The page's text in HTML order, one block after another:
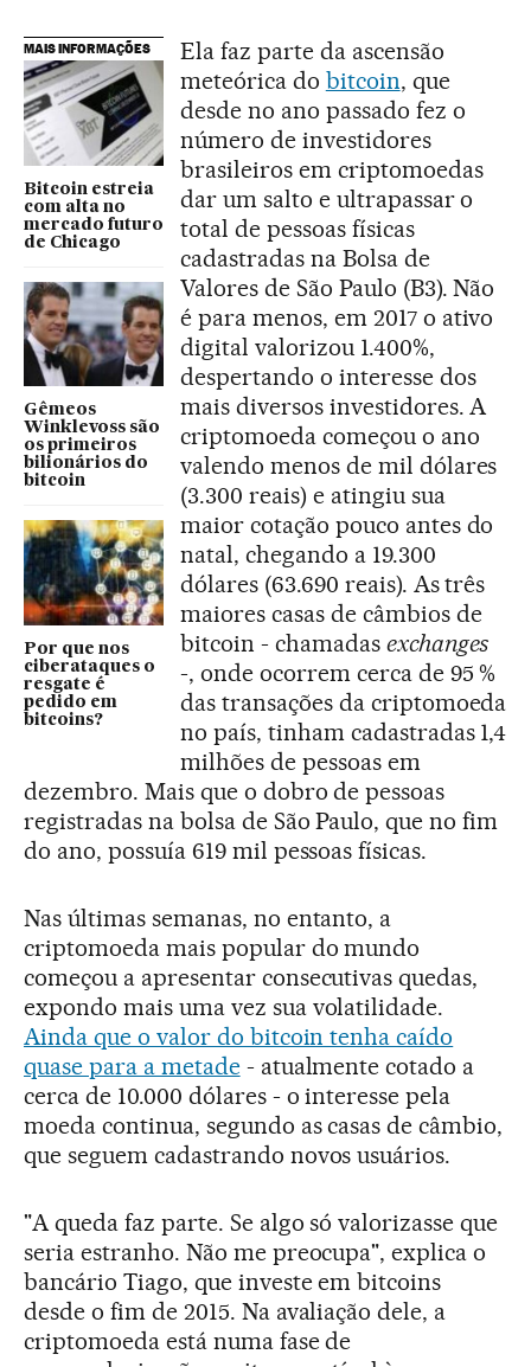
MAIS INFORMAÇÕES
Bitcoin estreia
com alta no
mercado futuro
de Chicago
Gêmeos
Winklevoss são
os primeiros
bilionários do
bitcoin
Por que nos
ciberataques o
resgate é
pedido em
bitcoins?
Ela faz parte da ascensão
meteórica do bitcoin, que
desde no ano passado fez o
número de investidores
brasileiros em criptomoedas
dar um salto e ultrapassar o
total de pessoas físicas
cadastradas na Bolsa de
Valores de São Paulo (B3). Não
é para menos, em 2017 o ativo
digital valorizou 1.400%,
despertando o interesse dos
mais diversos investidores. A
criptomoeda começou o ano
valendo menos de mil dólares
(3.300 reais) e atingiu sua
maior cotação pouco antes do
natal, chegando a 19.300
dólares (63.690 reais). As três
maiores casas de câmbios de
bitcoin - chamadas exchanges
-, onde ocorrem cerca de 95 %
das transações da criptomoeda
no país, tinham cadastradas 1,4
milhões de pessoas em
dezembro. Mais que o dobro de pessoas
registradas na bolsa de São Paulo, que no fim
do ano, possuía 619 mil pessoas físicas.
Nas últimas semanas, no entanto, a
criptomoeda mais popular do mundo
começou a apresentar consecutivas quedas,
expondo mais uma vez sua volatilidade.
Ainda que o valor do bitcoin tenha caído
quase para a metade- atualmente cotado a
cerca de 10.000 dólares - o interesse pela
moeda continua, segundo as casas de câmbio,
que seguem cadastrando novos usuários.
"A queda faz parte. Se algo só valorizasse que
seria estranho. Não me preocupa", explica o
bancário Tiago, que investe em bitcoins
desde o fim de 2015. Na avaliação dele, a
criptomoeda está numa fase de